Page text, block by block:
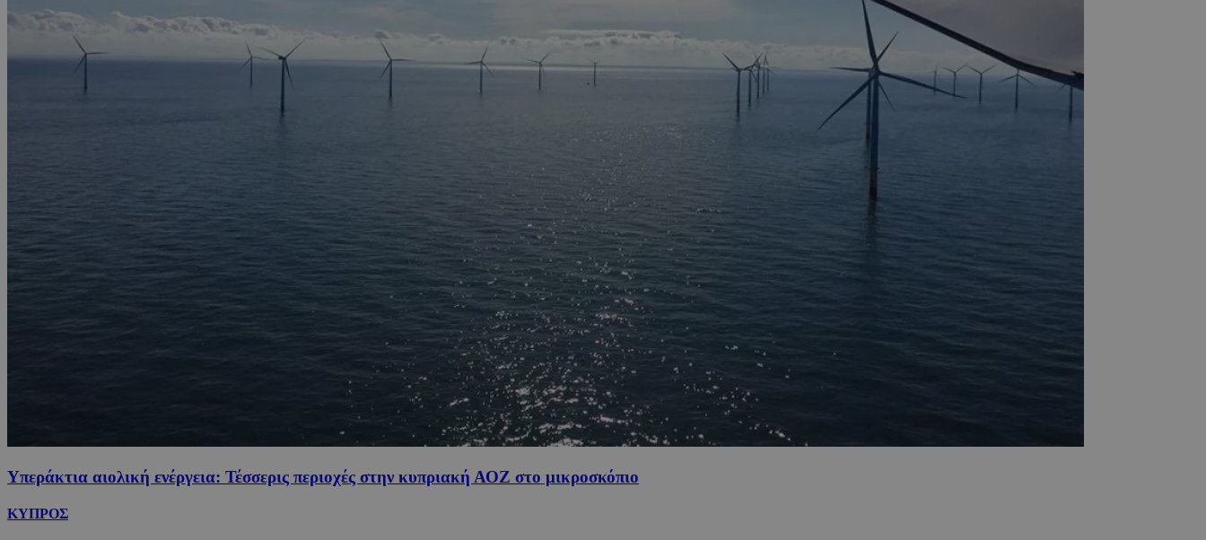
Υπεράκτια αιολική ενέργεια: Τέσσερις περιοχές στην κυπριακή ΑΟΖ στο μικροσκόπιο
ΚΥΠΡΟΣ